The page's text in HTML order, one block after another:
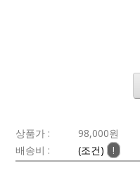
상품가 : 98,000원
배송비 :
(조건) !